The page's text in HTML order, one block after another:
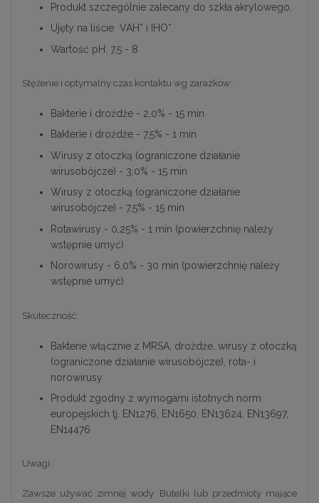
Produkt szczególnie zalecany do szkła akrylowego.
Ujęty na liście VAH* i IHO*.
Wartość pH: 7,5 - 8
Stężenie i optymalny czas kontaktu wg zarazków:
Bakterie i drożdże - 2,0% - 15 min
Bakterie i drożdże - 7,5% - 1 min
Wirusy z otoczką (ograniczone działanie
wirusobójcze) - 3,0% - 15 min
Wirusy z otoczką (ograniczone działanie
wirusobójcze) - 7,5% - 15 min
Rotawirusy - 0,25% - 1 min (powierzchnię należy
wstępnie umyć)
Norowirusy - 6,0% - 30 min (powierzchnię należy
wstępnie umyć)
Skuteczność:
Bakterie włącznie z MRSA, drożdże, wirusy z otoczką
(ograniczone działanie wirusobójcze), rota- i
norowirusy
Produkt zgodny z wymogami istotnych norm
europejskich tj. EN1276, EN1650, EN13624, EN13697,
EN14476
Uwagi:
Zawsze używać zimnej wody. Butelki lub przedmioty mające